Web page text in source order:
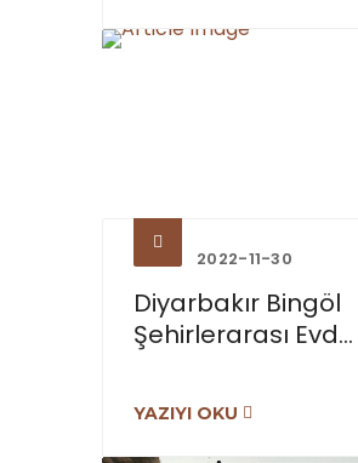
2022-11-30
Diyarbakır Bingöl
Şehirlerarası Evd...
YAZIYI OKU